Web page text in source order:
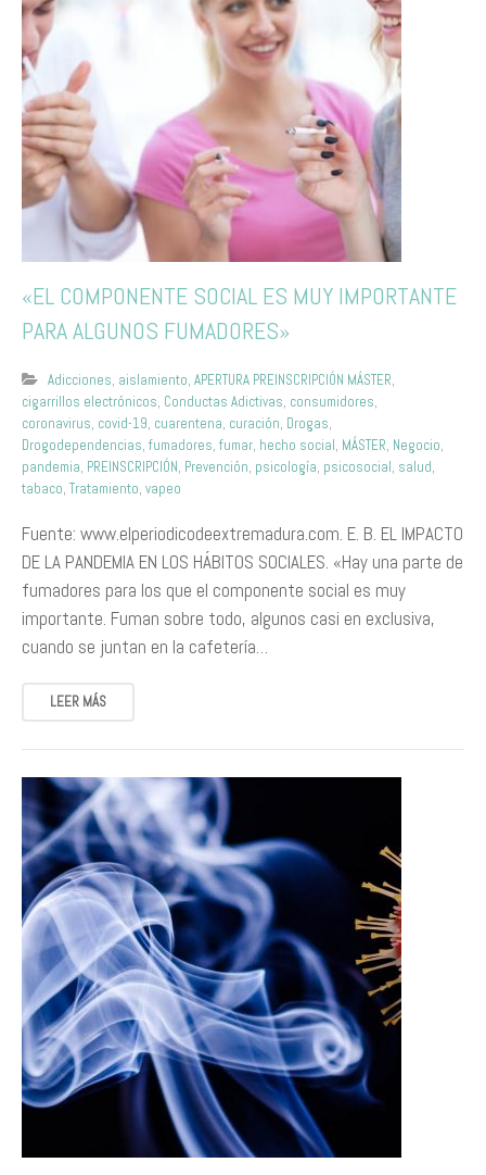
«EL COMPONENTE SOCIAL ES MUY IMPORTANTE
PARA ALGUNOS FUMADORES»
Adicciones, aislamiento, APERTURA PREINSCRIPCIÓN MÁSTER,
cigarrillos electrónicos, Conductas Adictivas, consumidores,
coronavirus, covid-19, cuarentena, curación, Drogas,
Drogodependencias, fumadores, fumar, hecho social, MÁSTER, Negocio,
pandemia, PREINSCRIPCIÓN, Prevención, psicología, psicosocial, salud,
tabaco, Tratamiento, vapeo
Fuente: www.elperiodicodeextremadura.com. E. B. EL IMPACTO
DE LA PANDEMIA EN LOS HÁBITOS SOCIALES. «Hay una parte de
fumadores para los que el componente social es muy
importante. Fuman sobre todo, algunos casi en exclusiva,
cuando se juntan en la cafetería…
LEER MÁS